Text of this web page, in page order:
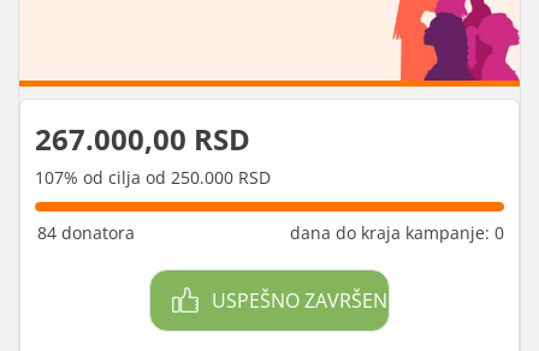
267.000,00 RSD
107% od cilja od 250.000 RSD
84 donatora dana do kraja kampanje: 0
USPEŠNO ZAVRŠEN